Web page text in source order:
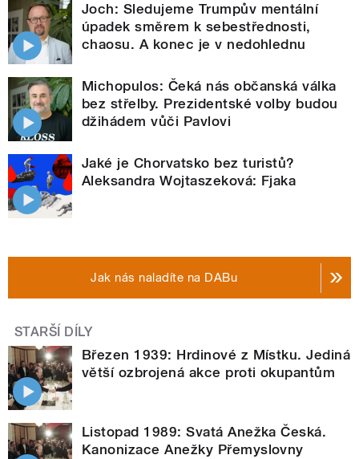
Joch: Sledujeme Trumpův mentální
úpadek směrem k sebestřednosti,
chaosu. A konec je v nedohlednu
Michopulos: Čeká nás občanská válka
bez střelby. Prezidentské volby budou
džihádem vůči Pavlovi
Jaké je Chorvatsko bez turistů?
Aleksandra Wojtaszeková: Fjaka
Jak nás naladíte na DABu
STARŠÍ DÍLY
Březen 1939: Hrdinové z Místku. Jediná
větší ozbrojená akce proti okupantům
Listopad 1989: Svatá Anežka Česká.
Kanonizace Anežky Přemyslovny